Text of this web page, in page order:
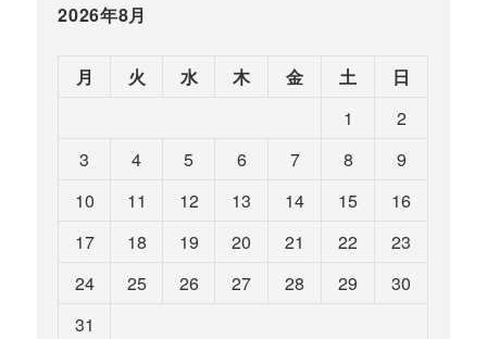
2026年8月
月 火 水 木 金 土 日
1
2
3
4 5 6 7 8
9
10
11 12 13 14 15
16
17
18 19 20 21 22
23
24
25 26 27 28 29
30
31